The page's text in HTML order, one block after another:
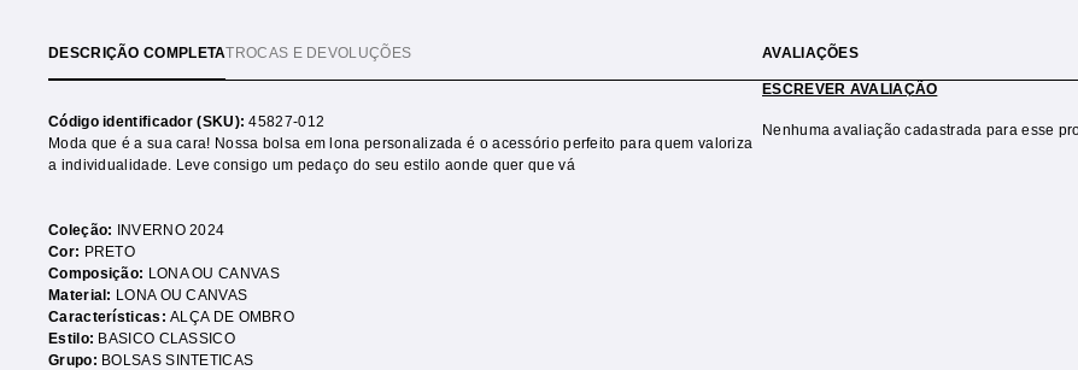
DESCRIÇÃO COMPLETATROCAS E DEVOLUÇÕES
Código identificador (SKU): 45827-012
Moda que é a sua cara! Nossa bolsa em lona personalizada é o acessório perfeito para quem valoriza
a individualidade. Leve consigo um pedaço do seu estilo aonde quer que vá
Coleção:
INVERNO 2024
Cor: PRETO
Composição: LONA OU CANVAS
Material: LONA OU CANVAS
Características:ALÇA DE OMBRO
Estilo: BASICO CLASSICO
Grupo: BOLSAS SINTETICAS
AVALIAÇÕES
ESCREVER AVALIAÇÃO
Nenhuma avaliação cadastrada para esse